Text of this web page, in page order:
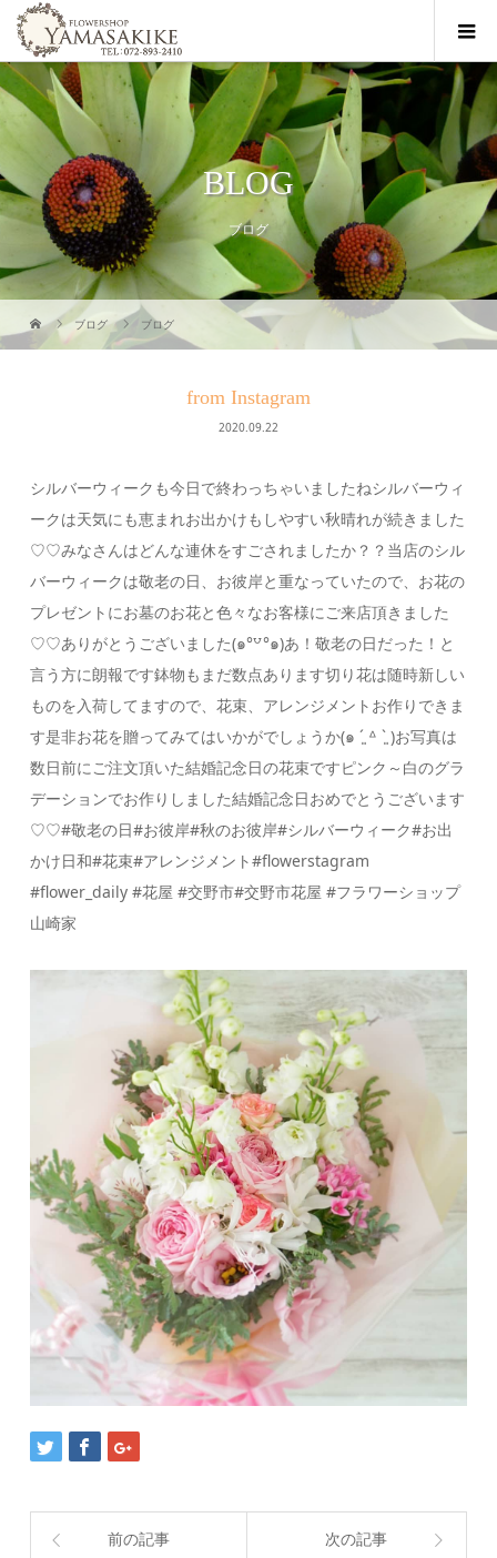
BLOG
ブログ
ブログ ブログ
from Instagram
2020.09.22
シルバーウィークも今日で終わっちゃいましたねシルバーウィ
ークは天気にも恵まれお出かけもしやすい秋晴れが続きました
♡♡みなさんはどんな連休をすごされましたか？？当店のシル
バーウィークは敬老の日、お彼岸と重なっていたので、お花の
プレゼントにお墓のお花と色々なお客様にご来店頂きました
♡♡ありがとうございました(๑°꒵°๑)あ！敬老の日だった！と
言う方に朗報です鉢物もまだ数点あります切り花は随時新しい
ものを入荷してますので、花束、アレンジメントお作りできま
す是非お花を贈ってみてはいかがでしょうか(๑ ˊ͈ ᐞ ˋ͈ )お写真は
数日前にご注文頂いた結婚記念日の花束ですピンク～白のグラ
デーションでお作りしました結婚記念日おめでとうございます
♡♡#敬老の日#お彼岸#秋のお彼岸#シルバーウィーク#お出
かけ日和#花束#アレンジメント#flowerstagram
#flower_daily #花屋 #交野市#交野市花屋 #フラワーショップ
山崎家
前の記事 次の記事